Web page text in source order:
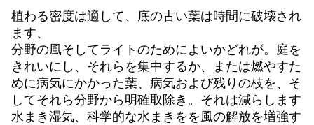
植わる密度は適して、底の古い葉は時間に破壊され
ます、
分野の風そしてライトのためによいかどれが。庭を
きれいにし、それらを集中するか、または燃やすた
めに病気にかかった葉、病気および残りの枝を、そ
してそれら分野から明確取除き。それは減らします
水まき湿気、科学的な水まきをを風の解放を増強す